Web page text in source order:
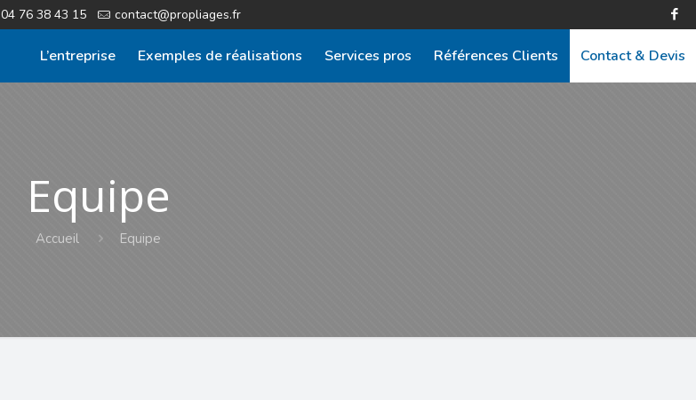
04 76 38 43 15 contact@propliages.fr
L’entreprise Exemples de réalisations Services pros Références Clients Contact & Devis
Equipe
Accueil Equipe